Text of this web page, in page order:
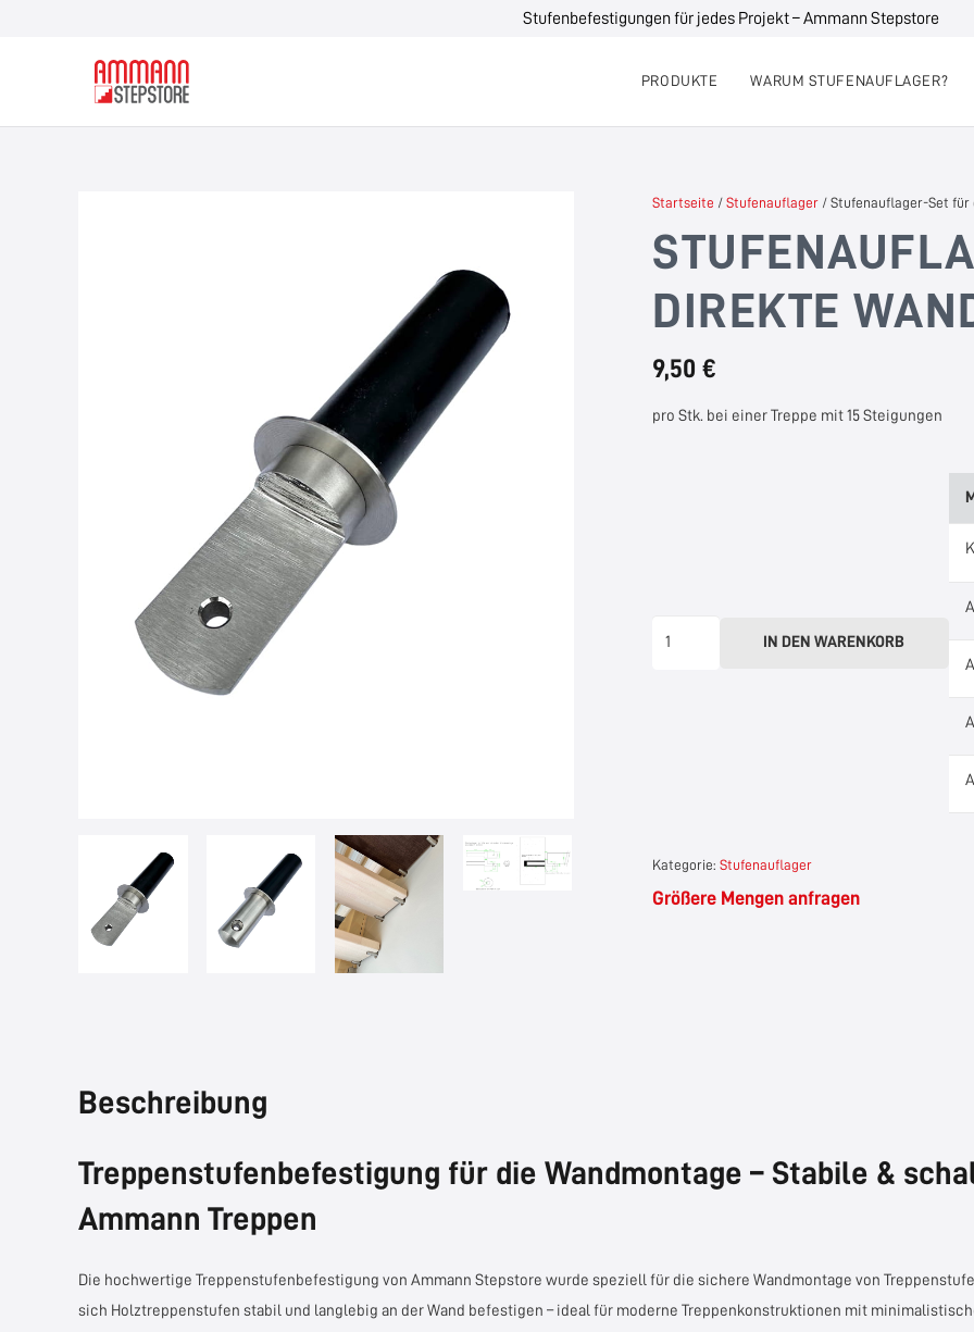
Stufenbefestigungen für jedes Projekt – Ammann Stepstore
PRODUKTE WARUM STUFENAUFLAGER?
Startseite / Stufenauflager / Stufenauflager-Set für
DIREKTE
9,50 €
pro Stk. bei einer Treppe mit 15 Steigungen
IN DEN WARENKORB
Kategorie: Stufenauflager
Größere Mengen anfragen
Beschreibung
Treppenstufenbefestigung für die Wandmontage – Stabile &
Ammann Treppen
Die hochwertige Treppenstufenbefestigung von Ammann Stepstore wurde speziell für die sichere Wandmontage von
sich Holztreppenstufen stabil und langlebig an der Wand befestigen – ideal für moderne Treppenkonstruktionen mit